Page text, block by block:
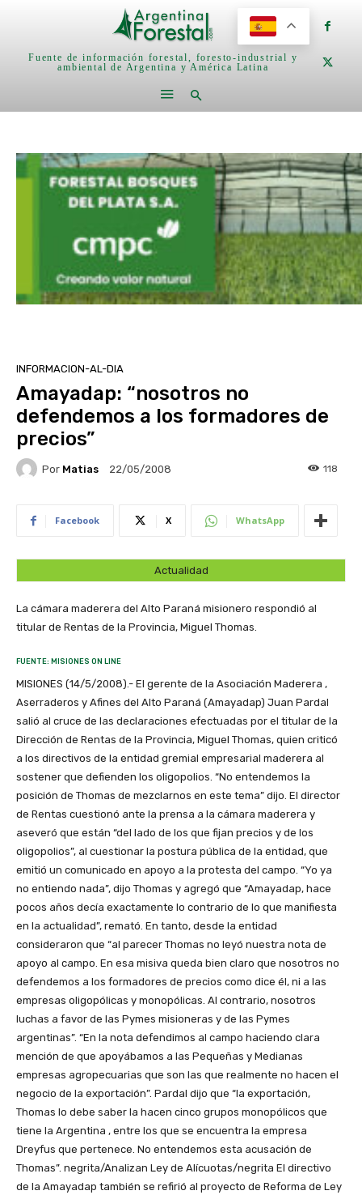
Fuente de información forestal, foresto-industrial y
ambiental de Argentina y América Latina
INFORMACION-AL-DIA
Amayadap: “nosotros no
defendemos a los formadores de
precios”
Por Matias 22/05/2008 118
Facebook X WhatsApp
Actualidad
La cámara maderera del Alto Paraná misionero respondió al
titular de Rentas de la Provincia, Miguel Thomas.
FUENTE: MISIONES ON LINE
MISIONES (14/5/2008).- El gerente de la Asociación Maderera ,
Aserraderos y Afines del Alto Paraná (Amayadap) Juan Pardal
salió al cruce de las declaraciones efectuadas por el titular de la
Dirección de Rentas de la Provincia, Miguel Thomas, quien criticó
a los directivos de la entidad gremial empresarial maderera al
sostener que defienden los oligopolios. “No entendemos la
posición de Thomas de mezclarnos en este tema” dijo. El director
de Rentas cuestionó ante la prensa a la cámara maderera y
aseveró que están “del lado de los que fijan precios y de los
oligopolios”, al cuestionar la postura pública de la entidad, que
emitió un comunicado en apoyo a la protesta del campo. “Yo ya
no entiendo nada”, dijo Thomas y agregó que “Amayadap, hace
pocos años decía exactamente lo contrario de lo que manifiesta
en la actualidad”, remató. En tanto, desde la entidad
consideraron que “al parecer Thomas no leyó nuestra nota de
apoyo al campo. En esa misiva queda bien claro que nosotros no
defendemos a los formadores de precios como dice él, ni a las
empresas oligopólicas y monopólicas. Al contrario, nosotros
luchas a favor de las Pymes misioneras y de las Pymes
argentinas”. “En la nota defendimos al campo haciendo clara
mención de que apoyábamos a las Pequeñas y Medianas
empresas agropecuarias que son las que realmente no hacen el
negocio de la exportación”. Pardal dijo que “la exportación,
Thomas lo debe saber la hacen cinco grupos monopólicos que
tiene la Argentina , entre los que se encuentra la empresa
Dreyfus que pertenece. No entendemos esta acusación de
Thomas”. negrita/Analizan Ley de Alícuotas/negrita El directivo
de la Amayadap también se refirió al proyecto de Reforma de Ley